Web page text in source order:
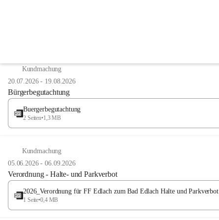
Kundmachung
20.07.2026- 19.08.2026
Bürgerbegutachtung
Buergerbegutachtung
2 Seiten•1,3 MB
Kundmachung
05.06.2026-06.09.2026
Verordnung - Halte- und Parkverbot
2026_Verordnung für FF Edlach zum Bad Edlach Halte und Parkverbot
1 Seite•0,4 MB